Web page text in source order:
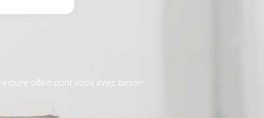
offert dont vous avez besoin.